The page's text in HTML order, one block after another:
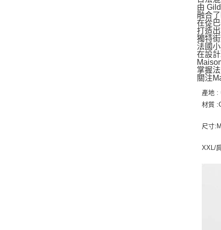
由
融合
在從
打造
獨特
法國
在設
掌握
關注
產地 :
材質
尺寸
XXL/